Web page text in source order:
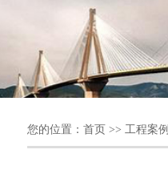
您的位置： 首页 >> 工程案例